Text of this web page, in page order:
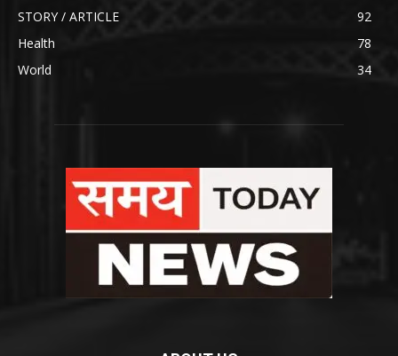
STORY / ARTICLE
92
Health
78
World
34